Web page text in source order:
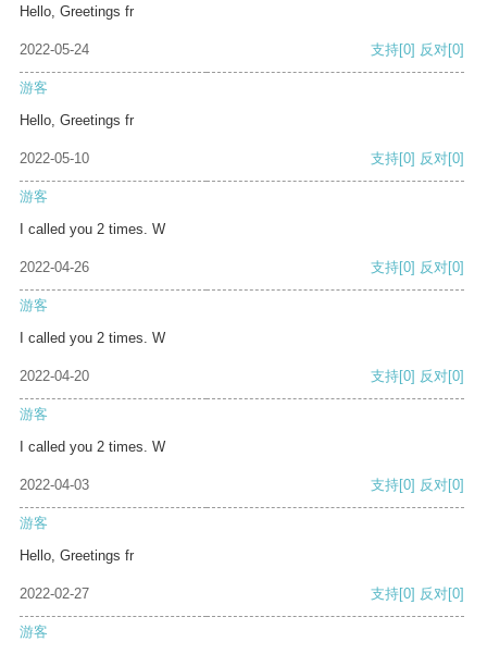
Hello, Greetings fr
2022-05-24 支持[0] 反对[0]
游客
Hello, Greetings fr
2022-05-10 支持[0] 反对[0]
游客
I called you 2 times. W
2022-04-26 支持[0] 反对[0]
游客
I called you 2 times. W
2022-04-20 支持[0] 反对[0]
游客
I called you 2 times. W
2022-04-03 支持[0] 反对[0]
游客
Hello, Greetings fr
2022-02-27 支持[0] 反对[0]
游客